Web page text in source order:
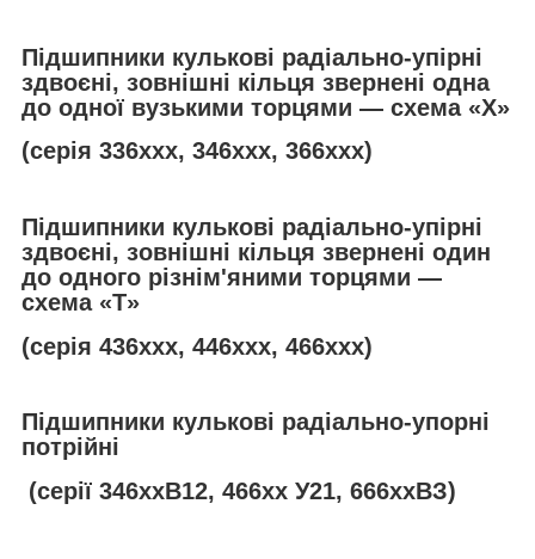
Підшипники кулькові радіально-упірні
здвоєні, зовнішні кільця звернені одна
до одної вузькими торцями — схема «Х»
(серія 336ххх, 346ххх, 366ххх)
Підшипники кулькові радіально-упірні
здвоєні, зовнішні кільця звернені один
до одного різнім'яними торцями —
схема «T»
(серія 436ххх, 446ххх, 466ххх)
Підшипники кулькові радіально-упорні
потрійні
(серії 346ххВ12, 466хх У21, 666ххВЗ)